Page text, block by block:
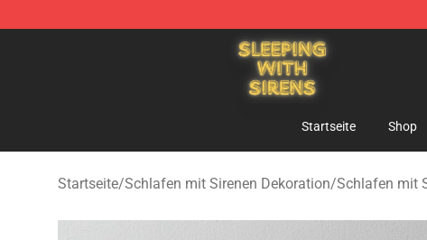
Sleeping With Sirens Store - Official Sleeping With Sirens
Startseite Shop
Startseite/Schlafen mit Sirenen Dekoration/Schlafen mit